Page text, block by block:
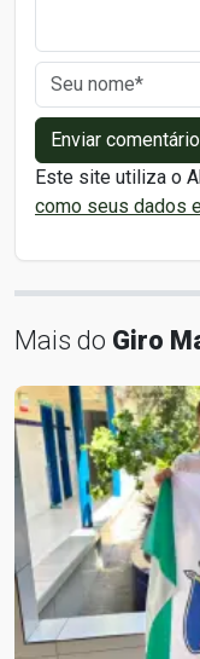
Enviar comentário
Este site utiliza o
como seus dados
Mais do Giro